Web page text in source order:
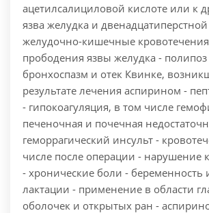
ацетилсалициловой кислоте или к
язва желудка и
желудочно-кишечные
прободения язвы желудка - полипоз
бронхоспазм и отек Квинке,
результате лечения аспирином -
- гипокоагуляция, в том числе
печеночная и почечная
геморрагический инсульт -
числе после операции - нарушение
- хронические боли - беременность
лактации - применение в области
оболочек и открытых ран -